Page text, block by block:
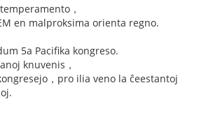
，
en malproksima orienta regno.
5a Pacifika kongreso.
knuvenis，
，pro ilia veno la ĉeestantoj